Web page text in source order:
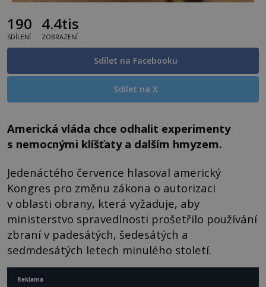
190
SDÍLENÍ
4.4tis
ZOBRAZENÍ
Sdílet na Facebooku
Sdílet na X
Americká vláda chce odhalit experimenty
s nemocnými klíšťaty a dalším hmyzem.
Jedenáctého července hlasoval americký
Kongres pro změnu zákona o autorizaci
v oblasti obrany, která vyžaduje, aby
ministerstvo spravedlnosti prošetřilo používání
zbraní v padesátých, šedesátých a
sedmdesátých letech minulého století.
Reklama